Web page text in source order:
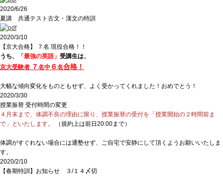
2020/6/26
夏講 共通テスト古文・漢文の特訓
2020/3/10
【京大合格】 ７名 現役合格！！
うち、
「最強の英語」 受講生は、
京大受験者 ７ 名中 ６ 名合格！
大幅な傾向変化をものともせず、よく受かってくれました！おめでとう！
2020/3/30
授業振替 受付時間の変更
４月末まで、体調不良の理由に限り、授業振替の受付を「授業開始の２時間前ま
で」といたします。
（規約上は前日20:00まで）
体調がすぐれない場合には通塾せず、ご自宅で安静にして頂くようお願いいたしま
す。
2020/2/10
【春期特訓】お知らせ ３/１４〆切